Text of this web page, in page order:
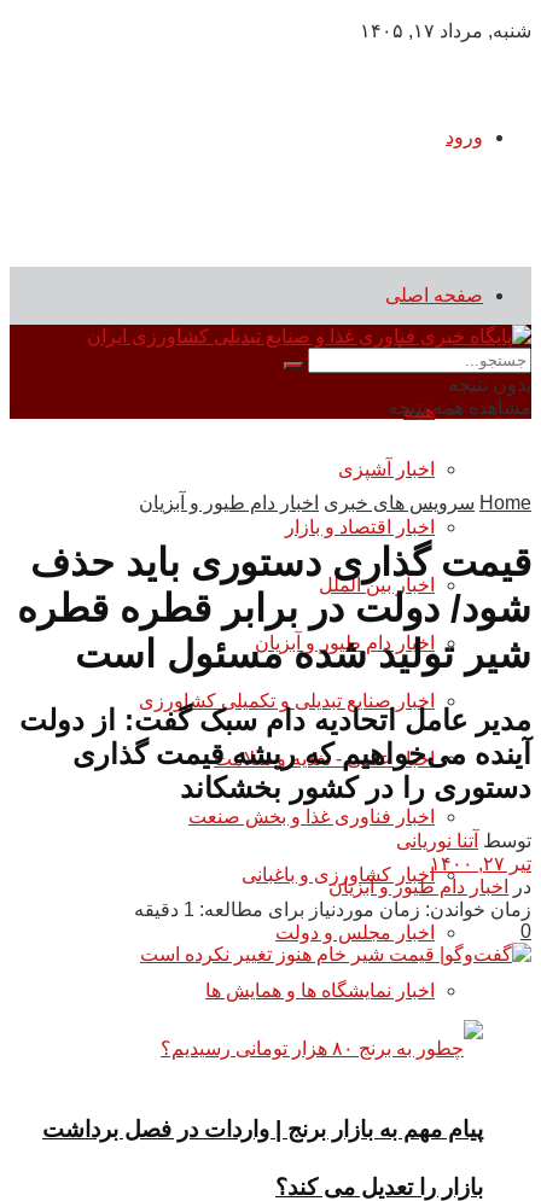
شنبه, مرداد ۱۷, ۱۴۰۵
ورود
صفحه اصلی
سرویس های خبری
همه
اخبار آشپزی
اخبار اقتصاد و بازار
اخبار بین الملل
اخبار دام طیور و آبزیان
اخبار صنایع تبدیلی و تکمیلی کشاورزی
اخبار علمی - تغذیه و سلامت
اخبار فناوری غذا و بخش صنعت
اخبار کشاورزی و باغبانی
اخبار مجلس و دولت
اخبار نمایشگاه ها و همایش ها
پیام مهم به بازار برنج | واردات در فصل برداشت
بازار را تعدیل می کند؟
بدون نتیجه
مشاهده همه نتیجه
Home سرویس های خبری اخبار دام طیور و آبزیان
قیمت گذاری دستوری باید حذف
شود/ دولت در برابر قطره قطره
شیر تولید شده مسئول است
مدیر عامل اتحادیه دام سبک گفت: از دولت
آینده می‌خواهیم که ریشه قیمت گذاری
دستوری را در کشور بخشکاند
توسط آتنا نوریانی
تیر ۲۷, ۱۴۰۰
در
اخبار دام طیور و آبزیان
زمان خواندن: زمان موردنیاز برای مطالعه: 1 دقیقه
0